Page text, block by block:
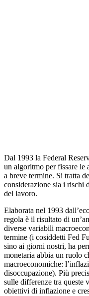
Dal 1993 la Federal
un algoritmo per fissare le
a breve termine. Si tratta
considerazione sia i rischi
del lavoro.
Elaborata nel 1993
regola è il risultato di
diverse variabili
termine (i cosiddetti Fed
sino ai giorni nostri, ha
monetaria abbia un ruolo
macroeconomiche:
disoccupazione). Più
sulle differenze tra queste
obiettivi di inflazione e